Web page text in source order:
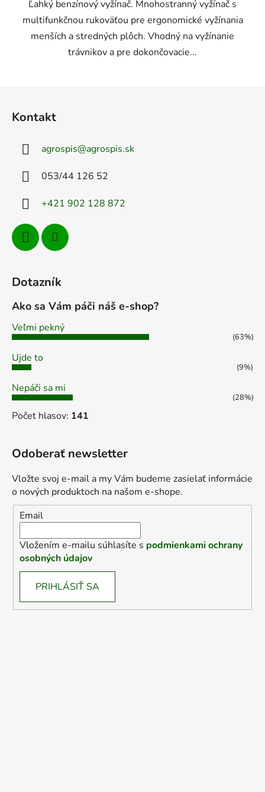
Ľahký benzínový vyžínač. Mnohostranný vyžínač s
multifunkčnou rukoväťou pre ergonomické vyžínania
menších a stredných plôch. Vhodný na vyžínanie
trávnikov a pre dokončovacie...
Kontakt
agrospis@agrospis.sk
053/44 126 52
+421 902 128 872
Dotazník
Ako sa Vám páči náš e-shop?
Veľmi pekný
(63%)
Ujde to
(9%)
Nepáči sa mi
(28%)
Počet hlasov: 141
Odoberať newsletter
Vložte svoj e-mail a my Vám budeme zasielať informácie
o nových produktoch na našom e-shope.
Email
Vložením e-mailu súhlasíte s podmienkami ochrany
osobných údajov
PRIHLÁSIŤ SA